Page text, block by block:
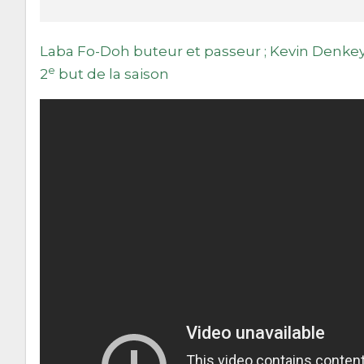
Laba Fo-Doh buteur et passeur ; Kevin
2e but de la saison